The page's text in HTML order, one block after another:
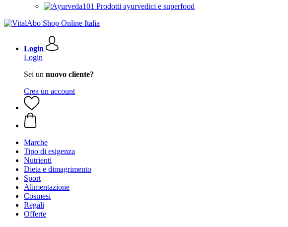
Prodotti ayurvedici e superfood
Login
Login
Sei un nuovo cliente?
Crea un account
Marche
Tipo di esigenza
Nutrienti
Dieta e dimagrimento
Sport
Alimentazione
Cosmesi
Regali
Offerte